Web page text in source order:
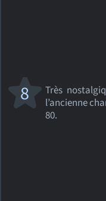
Très
l’ancienne
80.
8